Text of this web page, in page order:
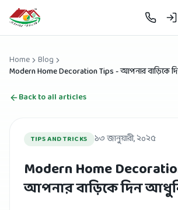
Skip to main content
Home
Blog
Modern Home Decoration Tips - আপনার
Back to all articles
TIPS AND TRICKS ১৩ জানুয়ারী, ২০২৫
Modern Home
আপনার বাড়িকে দিন